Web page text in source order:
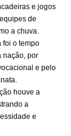
e jogos
de
a chuva.
foi o tempo
nação, por
e pelo
houve a
a
e